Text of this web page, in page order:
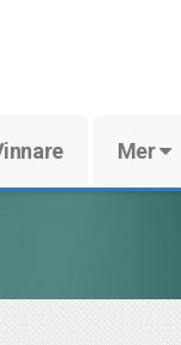
Mer